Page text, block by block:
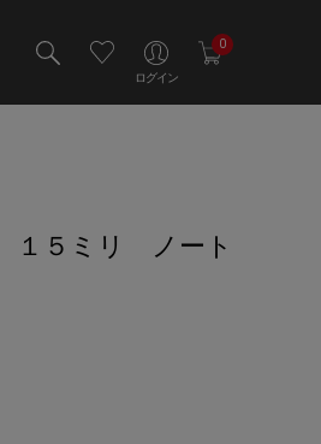
ログイン
0
５ミリ ノート